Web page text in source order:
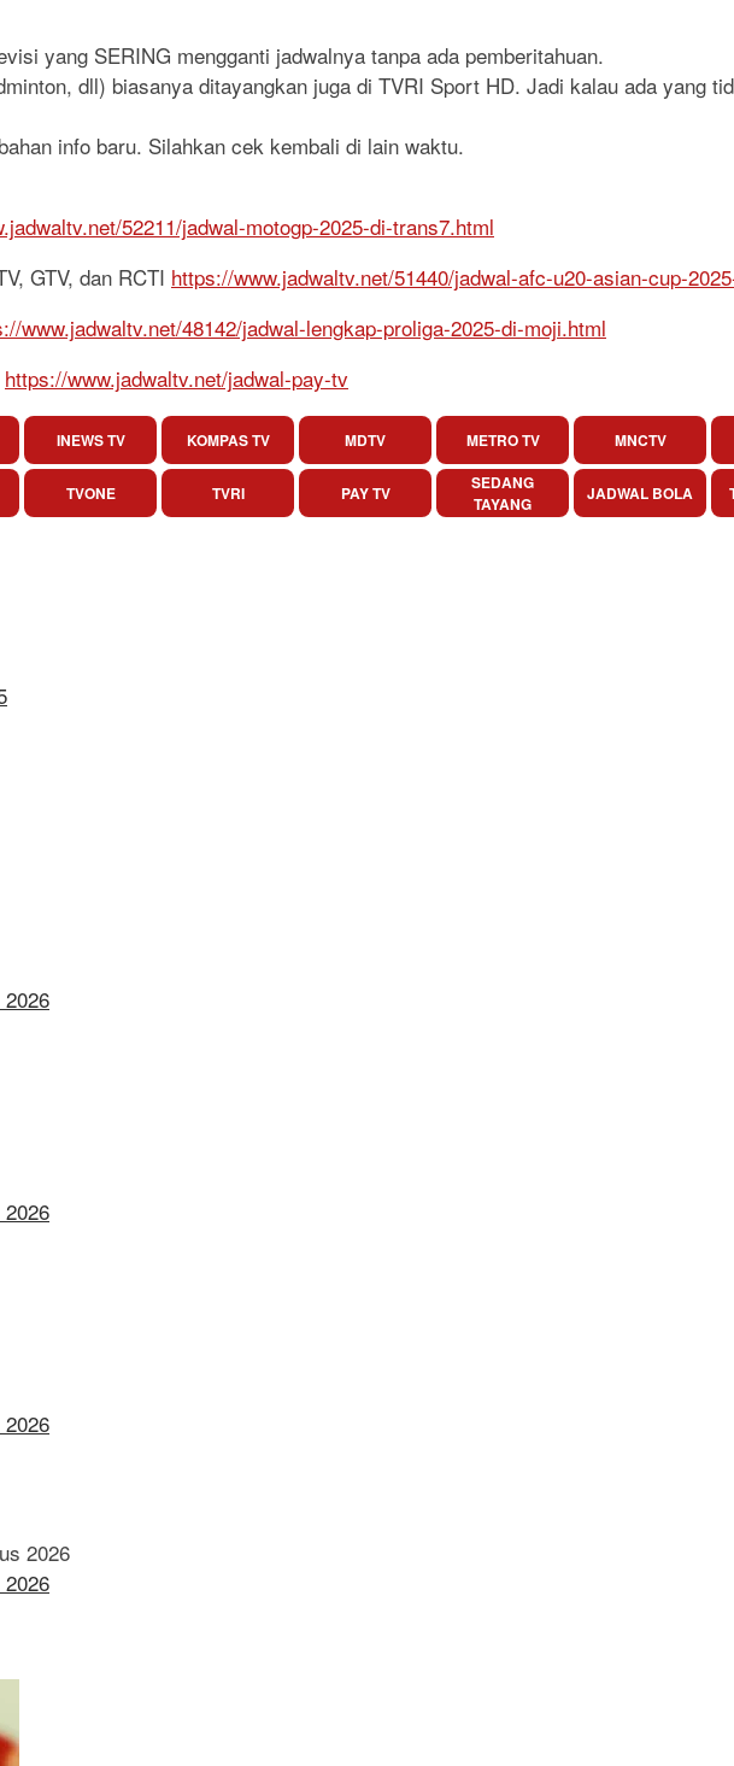
yang SERING mengganti jadwalnya tanpa ada pemberitahuan.
dll) biasanya ditayangkan juga di TVRI Sport HD. Jadi kalau ada yang
info baru. Silahkan cek kembali di lain waktu.
52211/jadwal-motogp-2025-di-trans7.html
GTV, dan RCTI https://www.jadwaltv.net/51440/jadwal-afc-u20-asian-cup-
www.jadwaltv.net/48142/jadwal-lengkap-proliga-2025-di-moji.html
https://www.jadwaltv.net/jadwal-pay-tv
INEWS TV KOMPAS TV MDTV METRO TV MNCTV
TVONE TVRI PAY TV
SEDANG
TAYANG
JADWAL BOLA
2026